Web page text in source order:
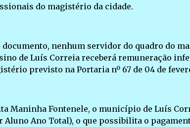
do magistério da cidade.
documento, nenhum servidor do quadro do
de Luís Correia receberá remuneração
previsto na Portaria nº 67 de 04 de
Maninha Fontenele, o município de Luís
Aluno Ano Total), o que possibilita o